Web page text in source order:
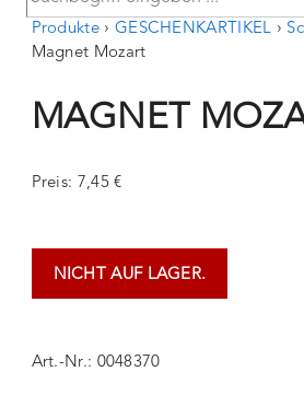
Produkte › GESCHENKARTIKEL ›
Magnet Mozart
MAGNET
Preis: 7,45 €
NICHT AUF LAGER.
Art.-Nr.: 0048370